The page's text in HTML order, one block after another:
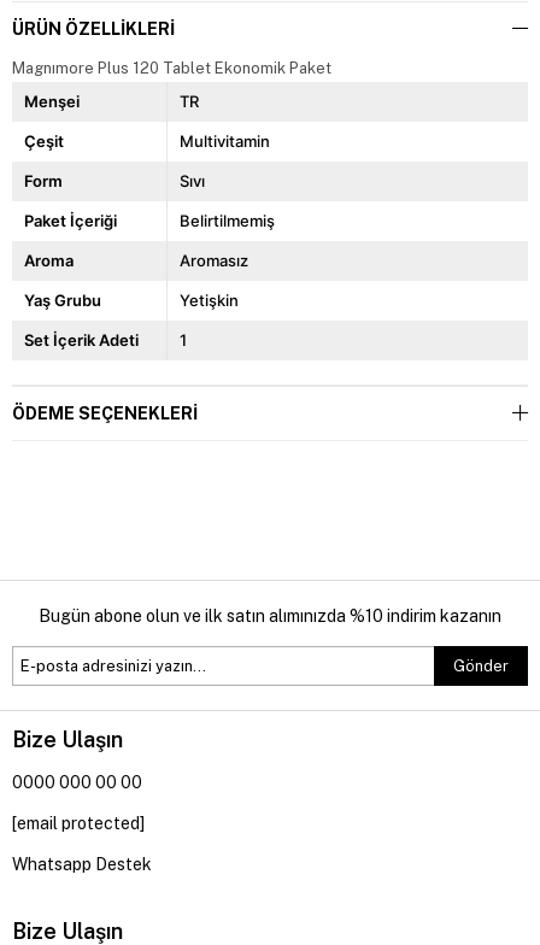
ÜRÜN ÖZELLIKLERI
Magnımore Plus 120 Tablet Ekonomik Paket
Menşei TR
Çeşit Multivitamin
Form Sıvı
Paket İçeriği Belirtilmemiş
Aroma Aromasız
Yaş Grubu Yetişkin
Set İçerik Adeti 1
ÖDEME SEÇENEKLERI
Bugün abone olun ve ilk satın alımınızda %10 indirim kazanın
Gönder
Bize Ulaşın
0000 000 00 00
[email protected]
Whatsapp Destek
Bize Ulaşın